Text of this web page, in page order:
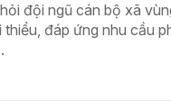
đội ngũ cán bộ xã
đáp ứng nhu cầu